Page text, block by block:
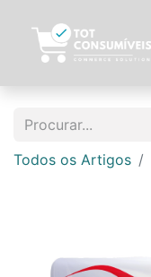
Todos os Artigos